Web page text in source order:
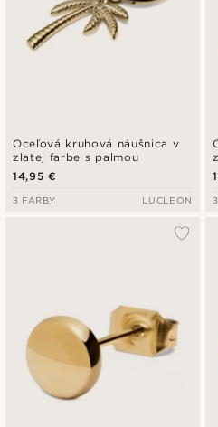
Oceľová kruhová náušnica v
zlatej farbe s palmou
14,95 €
3 FARBY LUCLEON